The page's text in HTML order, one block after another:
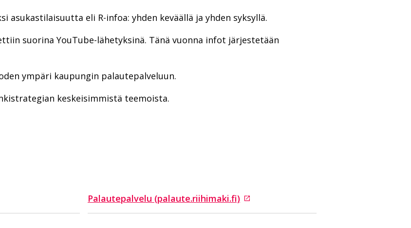
asukastilaisuutta eli R-infoa: yhden keväällä ja yhden syksyllä.
suorina YouTube-lähetyksinä. Tänä vuonna infot järjestetään
ympäri kaupungin palautepalveluun.
keskeisimmistä teemoista.
Palautepalvelu (palaute.riihimaki.fi)
Siirtyy ulkoiselle sivustolle